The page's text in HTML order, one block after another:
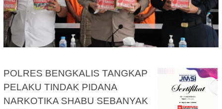
POLRES BENGKALIS TANGKAP
PELAKU TINDAK PIDANA
NARKOTIKA SHABU SEBANYAK